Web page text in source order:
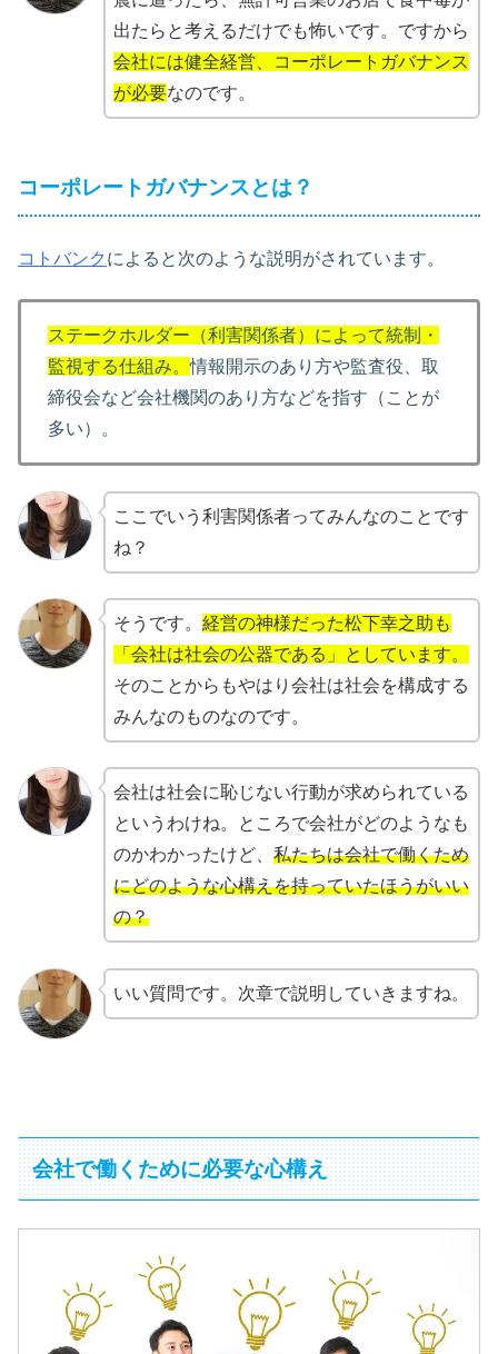
出たらと考えるだけでも怖いです。ですから
会社には健全経営、コーポレートガバナンス
が必要なのです。
コーポレートガバナンスとは？
コトバンク によると次のような説明がされています。
ステークホルダー（利害関係者）によって統制・
監視する仕組み。情報開示のあり方や監査役、取
締役会など会社機関のあり方などを指す（ことが
多い）。
ここでいう利害関係者ってみんなのことです
ね？
そうです。 経営の神様だった松下幸之助も
「会社は社会の公器である」としています。
そのことからもやはり会社は社会を構成する
みんなのものなのです。
会社は社会に恥じない行動が求められている
というわけね。ところで会社がどのようなも
のかわかったけど、 私たちは会社で働くため
にどのような心構えを持っていたほうがいい
の？
いい質問です。次章で説明していきますね。
会社で働くために必要な心構え